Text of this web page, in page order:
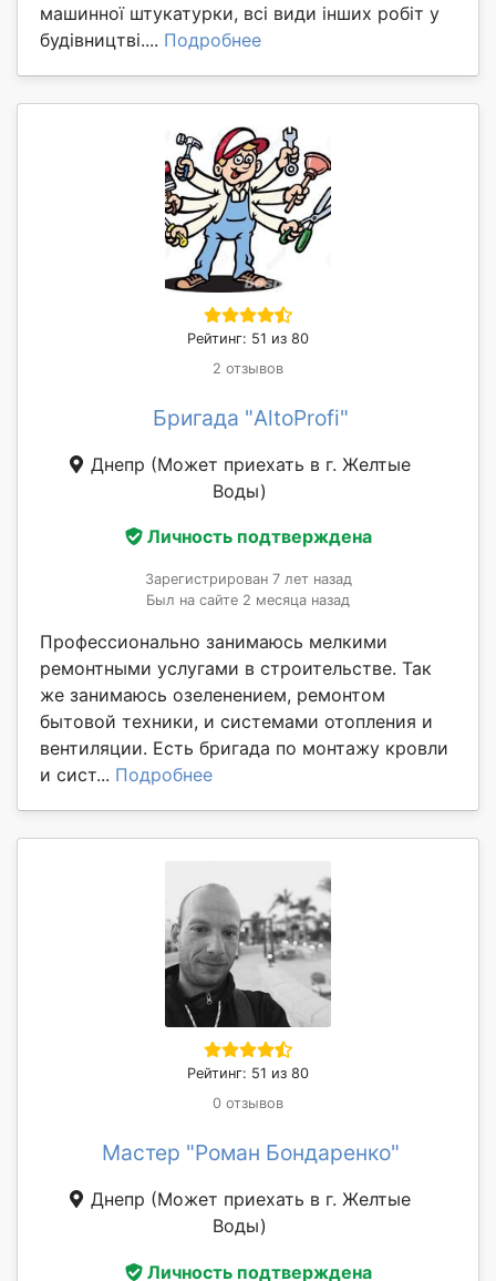
машинної штукатурки, всі види інших робіт у
будівництві.... Подробнее
Рейтинг: 51 из 80
2 отзывов
Бригада "AltoProfi"
Днепр (Может приехать в г. Желтые
Воды)
Личность подтверждена
Зарегистрирован 7 лет назад
Был на сайте 2 месяца назад
Профессионально занимаюсь мелкими
ремонтными услугами в строительстве. Так
же занимаюсь озеленением, ремонтом
бытовой техники, и системами отопления и
вентиляции. Есть бригада по монтажу кровли
и сист... Подробнее
Рейтинг: 51 из 80
0 отзывов
Мастер "Роман Бондаренко"
Днепр (Может приехать в г. Желтые
Воды)
Личность подтверждена